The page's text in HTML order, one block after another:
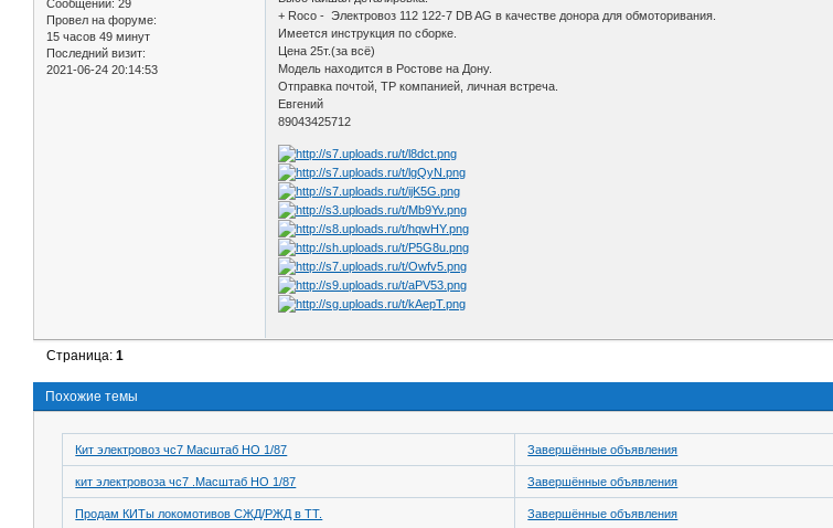
Сообщений: 29
Провел на форуме:
15 часов 49 минут
Последний визит:
2021-06-24 20:14:53
+ Roco - Электровоз 112 122-7 DB AG в качестве донора для обмоторивания.
Имеется инструкция по сборке.
Цена 25т.(за всё)
Модель находится в Ростове на Дону.
Отправка почтой, ТР компанией, личная встреча.
Евгений
89043425712
Страница:1
Похожие темы
Кит электровоз чс7 Масштаб НО 1/87 Завершённые объявления
кит электровоза чс7 .Масштаб НО 1/87 Завершённые объявления
Продам КИТы локомотивов СЖД/РЖД в ТТ. Завершённые объявления